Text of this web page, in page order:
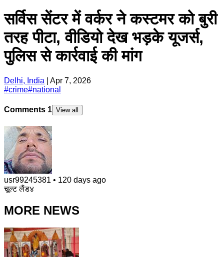
सर्विस सेंटर में वर्कर ने कस्टमर को बुरी
तरह पीटा, वीडियो देख भड़के यूजर्स,
पुलिस से कार्रवाई की मांग
Delhi, India
Apr 7, 2026
#crime#national
Comments 1 View all
usr99245381 • 120 days ago
चूल्ट लैंड४
MORE NEWS